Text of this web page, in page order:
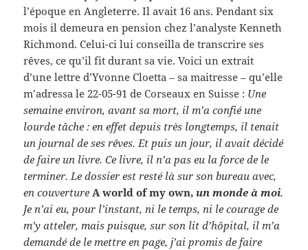
l’époque en Angleterre. Il avait 16 ans. Pendant six
mois il demeura en pension chez l’analyste Kenneth
Richmond. Celui-ci lui conseilla de transcrire ses
rêves, ce qu’il fit durant sa vie. Voici un extrait
d’une lettre d’Yvonne Cloetta – sa maitresse – qu’elle
m’adressa le 22-05-91 de Corseaux en Suisse : Une
semaine environ, avant sa mort, il m’a confié une
lourde tâche : en effet depuis très longtemps, il tenait
un journal de ses rêves. Et puis un jour, il avait décidé
de faire un livre. Ce livre, il n’a pas eu la force de le
terminer. Le dossier est resté là sur son bureau avec,
en couvertureA world of my own, un monde à moi.
Je n’ai eu, pour l’instant, ni le temps, ni le courage de
m’y atteler, mais puisque, sur son lit d’hôpital, il m’a
demandé de le mettre en page, j’ai promis de faire